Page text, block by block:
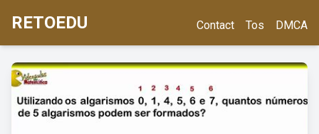
RETOEDU Contact Tos DMCA